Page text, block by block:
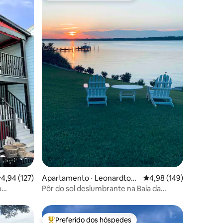
de uma avaliação média de 5, 127 avaliações
4,94 (127)
Apartamento ⋅ Leonardtow
n
4,98 de uma avaliação
4,98 (149)
Pôr do sol deslumbrante na Baía da
Preferido dos hóspedes